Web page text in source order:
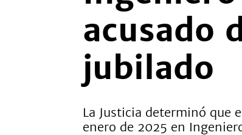
acusado
jubilado
La Justicia determinó que
enero de 2025 en